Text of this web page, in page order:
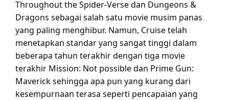
Throughout the Spider-Verse dan Dungeons &
Dragons sebagai salah satu movie musim panas
yang paling menghibur. Namun, Cruise telah
menetapkan standar yang sangat tinggi dalam
beberapa tahun terakhir dengan tiga movie
terakhir Mission: Not possible dan Prime Gun:
Maverick sehingga apa pun yang kurang dari
kesempurnaan terasa seperti pencapaian yang